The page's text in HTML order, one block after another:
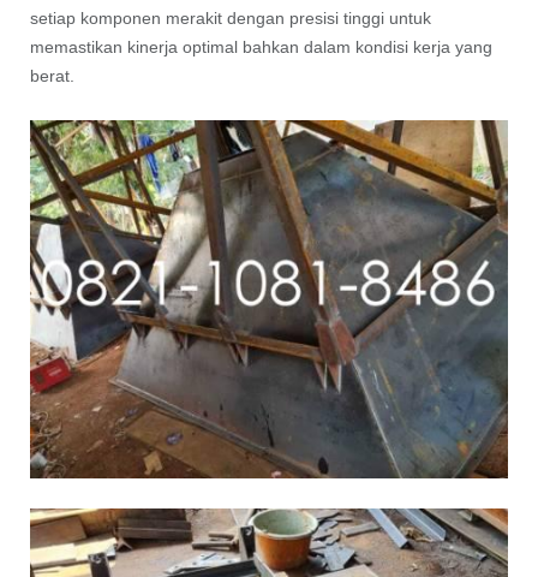
setiap komponen merakit dengan presisi tinggi untuk
memastikan kinerja optimal bahkan dalam kondisi kerja yang
berat.